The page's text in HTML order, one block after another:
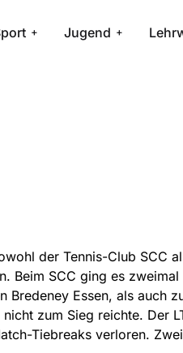
Jugend
der Tennis-Club SCC
Beim SCC ging es
Essen, als auch
zum Sieg reichte. Der
Tiebreaks verloren.